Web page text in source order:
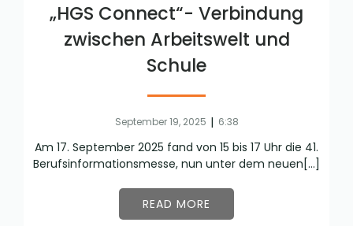
„HGS Connect“- Verbindung
zwischen Arbeitswelt und
Schule
September 19, 2025 | 6:38
Am 17. September 2025 fand von 15 bis 17 Uhr die 41.
Berufsinformationsmesse, nun unter dem neuen[…]
READ MORE